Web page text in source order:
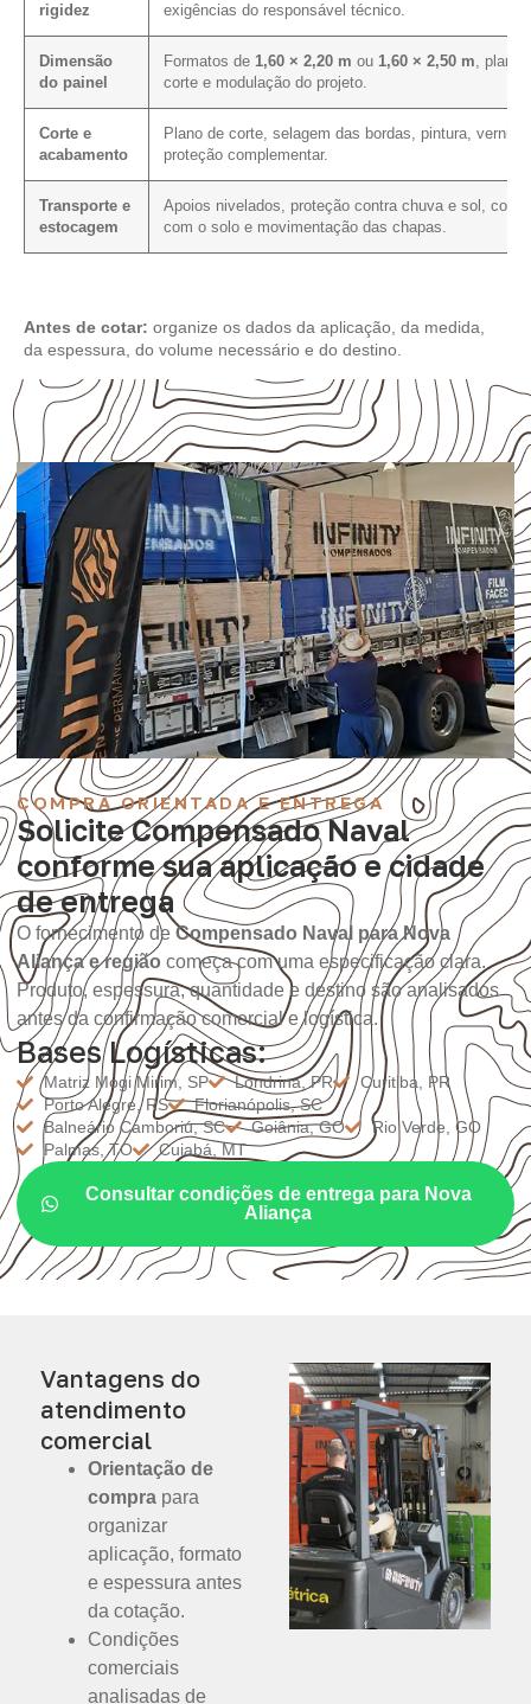
rigidez
exigências do responsável técnico.
Dimensão
do painel
Formatos de 1,60 × 2,20 m ou 1,60 × 2,50 m, plano
corte e modulação do projeto.
Corte e
acabamento
Plano de corte, selagem das bordas, pintura, verniz
proteção complementar.
Transporte e
estocagem
Apoios nivelados, proteção contra chuva e sol,
com o solo e movimentação das chapas.
Antes de cotar: organize os dados da aplicação, da medida,
da espessura, do volume necessário e do destino.
COMPRA ORIENTADA E ENTREGA
Solicite Compensado Naval
conforme sua aplicação e cidade
de entrega
O fornecimento de Compensado Naval para Nova
Aliança e região começa com uma especificação clara.
Produto, espessura, quantidade e destino são analisados
antes da confirmação comercial e logística.
Bases Logísticas:
Matriz Mogi Mirim, SP Londrina, PR
Curitiba, PR
Porto Alegre, RS
Florianópolis, SC
Balneário Camboriú, SC
Goiânia, GO
Rio Verde, GO
Palmas, TO
Cuiabá, MT
Consultar condições de entrega para Nova
Aliança
Vantagens do
atendimento
comercial
Orientação de
compra para
organizar
aplicação, formato
e espessura antes
da cotação.
Condições
comerciais
analisadas de